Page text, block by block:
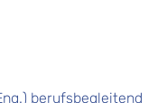
berufsbegleitend